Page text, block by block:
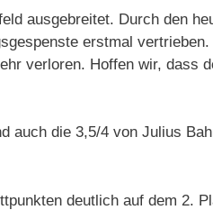
ausgebreitet. Durch den
erstmal
verloren. Hoffen wir, dass
auch die 3,5/4 von Julius
deutlich auf dem 2.